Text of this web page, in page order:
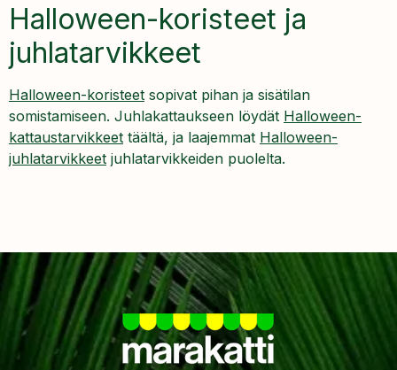
Halloween-koristeet ja
juhlatarvikkeet
Halloween-koristeet sopivat pihan ja sisätilan
somistamiseen. Juhlakattaukseen löydät Halloween-
kattaustarvikkeet täältä, ja laajemmat Halloween-
juhlatarvikkeet juhlatarvikkeiden puolelta.